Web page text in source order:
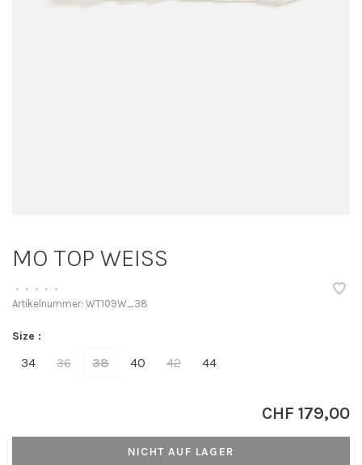
MO TOP WEISS
• • • • •
Artikelnummer: WT109W_38
Size :
34 36 38 40 42 44
CHF 179,00
NICHT AUF LAGER